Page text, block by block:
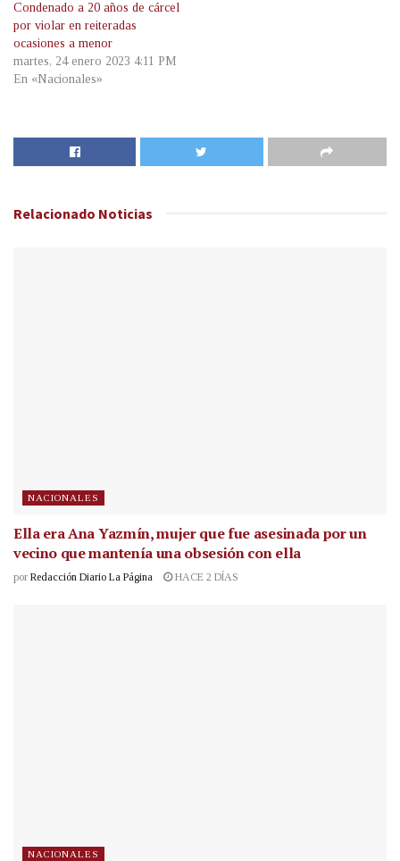
Condenado a 20 años de cárcel
por violar en reiteradas
ocasiones a menor
martes, 24 enero 2023 4:11 PM
En «Nacionales»
Relacionado Noticias
NACIONALES
Ella era Ana Yazmín, mujer que fue asesinada por un
vecino que mantenía una obsesión con ella
por Redacción Diario La Página HACE 2 DÍAS
NACIONALES